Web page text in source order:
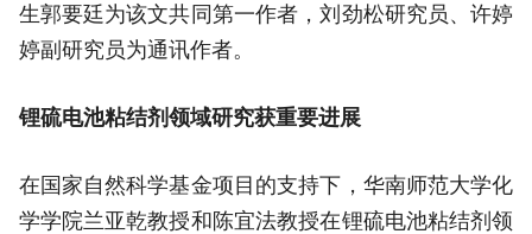
生郭要廷为该文共同第一作者，刘劲松研究员、许婷
婷副研究员为通讯作者。
锂硫电池粘结剂领域研究获重要进展
在国家自然科学基金项目的支持下，华南师范大学化
学学院兰亚乾教授和陈宜法教授在锂硫电池粘结剂领